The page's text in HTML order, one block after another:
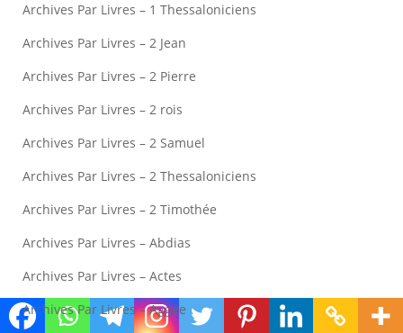
Archives Par Livres – 1 Thessaloniciens
Archives Par Livres – 2 Jean
Archives Par Livres – 2 Pierre
Archives Par Livres – 2 rois
Archives Par Livres – 2 Samuel
Archives Par Livres – 2 Thessaloniciens
Archives Par Livres – 2 Timothée
Archives Par Livres – Abdias
Archives Par Livres – Actes
Archives Par Livres – Aggée